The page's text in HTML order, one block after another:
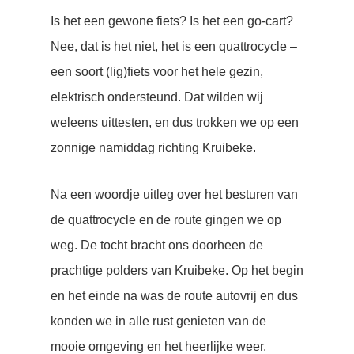
Is het een gewone fiets? Is het een go-cart?
Nee, dat is het niet, het is een quattrocycle –
een soort (lig)fiets voor het hele gezin,
elektrisch ondersteund. Dat wilden wij
weleens uittesten, en dus trokken we op een
zonnige namiddag richting Kruibeke.
Na een woordje uitleg over het besturen van
de quattrocycle en de route gingen we op
weg. De tocht bracht ons doorheen de
prachtige polders van Kruibeke. Op het begin
en het einde na was de route autovrij en dus
konden we in alle rust genieten van de
mooie omgeving en het heerlijke weer.